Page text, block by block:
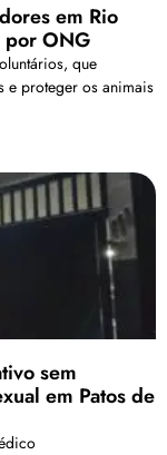
em Rio
por ONG
que
e proteger os animais
sem
em Patos de